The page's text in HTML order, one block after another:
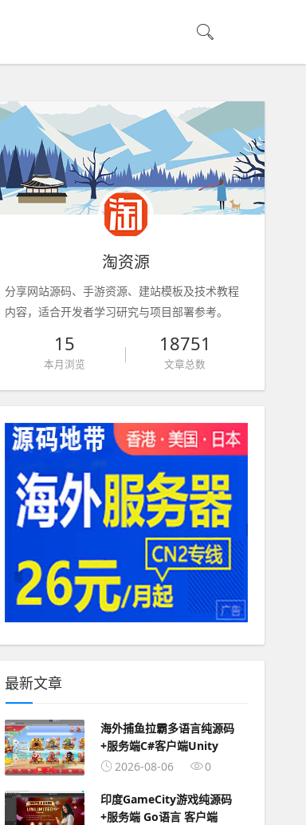
建运维及技术解答服务、资源来
淘资源
分享网站源码、手游资源、建站模板及技术教程
内容，适合开发者学习研究与项目部署参考。
15
本月浏览
18751
文章总数
最新文章
海外捕鱼拉霸多语言纯源码
+服务端C#客户端Unity
2026-08-06
0
印度GameCity游戏纯源码
+服务端 Go语言 客户端